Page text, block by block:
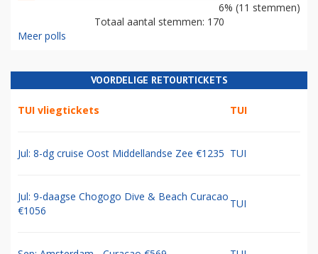
6% (11 stemmen)
Totaal aantal stemmen: 170
Meer polls
VOORDELIGE RETOURTICKETS
TUI vliegtickets TUI
Jul: 8-dg cruise Oost Middellandse Zee €1235 TUI
Jul: 9-daagse Chogogo Dive & Beach Curacao
€1056
TUI